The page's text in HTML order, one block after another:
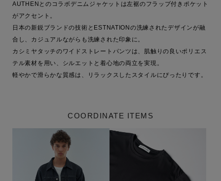
AUTHENとのコラボデニムジャケットは左裾のフラップ付きポケット
がアクセント。
日本の新鋭ブランドの技術とESTNATIONの洗練されたデザインが融
合し、カジュアルながらも洗練された印象に。
カシミヤタッチのワイドストレートパンツは、肌触りの良いポリエス
テル素材を用い、シルエットと着心地の両立を実現。
軽やかで滑らかな質感は、リラックスしたスタイルにぴったりです。
COORDINATE ITEMS